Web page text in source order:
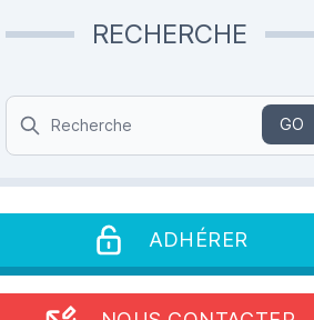
RECHERCHE
Search
GO
ADHÉRER